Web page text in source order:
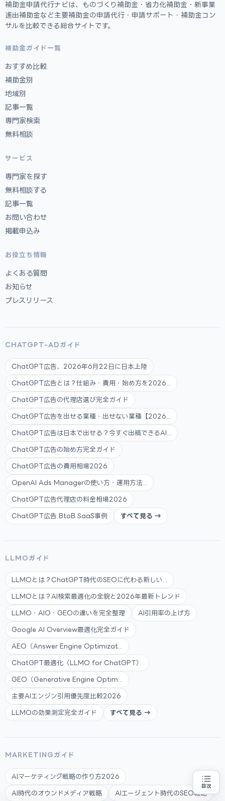
目次
補助金の申請代行をお探しの方 地域・業種から選べる
補助金申請代行ナビは、ものづくり補助金・省力化補助金・新事業
進出補助金など主要補助金の申請代行・申請サポート・補助金コン
サルを比較できる総合サイトです。
補助金ガイド一覧
おすすめ比較
補助金別
地域別
記事一覧
専門家検索
無料相談
サービス
専門家を探す
無料相談する
記事一覧
お問い合わせ
掲載申込み
お役立ち情報
よくある質問
お知らせ
プレスリリース
CHATGPT-ADガイド
ChatGPT広告、2026年6月22日に日本上陸
ChatGPT広告とは？仕組み・費用・始め方を2026...
ChatGPT広告の代理店選び完全ガイド
ChatGPT広告を出せる業種・出せない業種【2026...
ChatGPT広告は日本で出せる？今すぐ出稿できるAI...
ChatGPT広告の始め方完全ガイド
ChatGPT広告の費用相場2026
OpenAI Ads Managerの使い方・運用方法...
ChatGPT広告代理店の料金相場2026
ChatGPT広告 BtoB SaaS事例 すべて見る →
LLMOガイド
LLMOとは？ChatGPT時代のSEOに代わる新しい...
LLMOとは？AI検索最適化の全貌と2026年最新トレンド
LLMO・AIO・GEOの違いを完全整理 AI引用率の上げ方
Google AI Overview最適化完全ガイド
AEO（Answer Engine Optimizat...
ChatGPT最適化（LLMO for ChatGPT）
GEO（Generative Engine Optim...
主要AIエンジン引用優先度比較2026
LLMOの効果測定完全ガイド すべて見る →
MARKETINGガイド
AIマーケティング戦略の作り方2026
AI時代のオウンドメディア戦略 AIエージェント時代のSEO戦略